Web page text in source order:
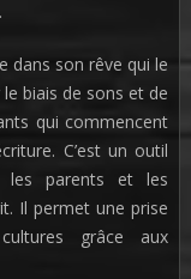
dans son rêve qui le
biais de sons et de
qui commencent
C’est un outil
les parents et les
Il permet une prise
grâce aux